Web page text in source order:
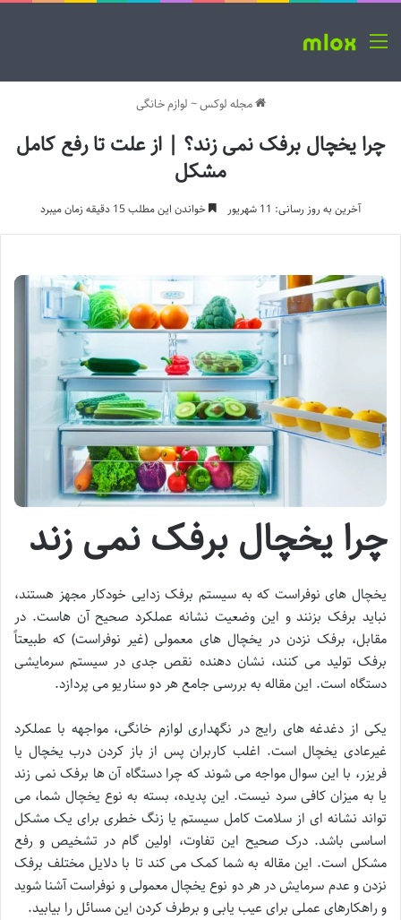
منو
مجله لوکس~ لوازم خانگی
چرا یخچال برفک نمی زند؟ | از علت تا رفع کامل
مشکل
آخرین به روز رسانی: 11 شهریور خواندن این مطلب 15 دقیقه زمان میبرد
چرا یخچال برفک نمی زند
یخچال های نوفراست که به سیستم برفک زدایی خودکار مجهز هستند،
نباید برفک بزنند و این وضعیت نشانه عملکرد صحیح آن هاست. در
مقابل، برفک نزدن در یخچال های معمولی (غیر نوفراست) که طبیعتاً
برفک تولید می کنند، نشان دهنده نقص جدی در سیستم سرمایشی
دستگاه است. این مقاله به بررسی جامع هر دو سناریو می پردازد.
یکی از دغدغه های رایج در نگهداری لوازم خانگی، مواجهه با عملکرد
غیرعادی یخچال است. اغلب کاربران پس از باز کردن درب یخچال یا
فریزر، با این سوال مواجه می شوند که چرا دستگاه آن ها برفک نمی زند
یا به میزان کافی سرد نیست. این پدیده، بسته به نوع یخچال شما، می
تواند نشانه ای از سلامت کامل سیستم یا زنگ خطری برای یک مشکل
اساسی باشد. درک صحیح این تفاوت، اولین گام در تشخیص و رفع
مشکل است. این مقاله به شما کمک می کند تا با دلایل مختلف برفک
نزدن و عدم سرمایش در هر دو نوع یخچال معمولی و نوفراست آشنا شوید
و راهکارهای عملی برای عیب یابی و برطرف کردن این مسائل را بیابید.